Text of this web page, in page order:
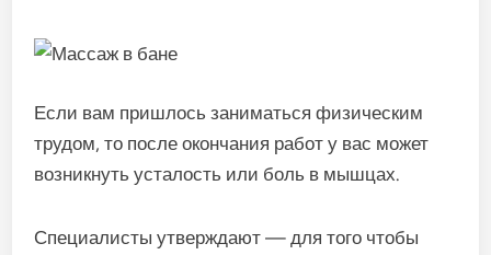
Если вам пришлось заниматься физическим
трудом, то после окончания работ у вас может
возникнуть усталость или боль в мышцах.
Специалисты утверждают — для того чтобы